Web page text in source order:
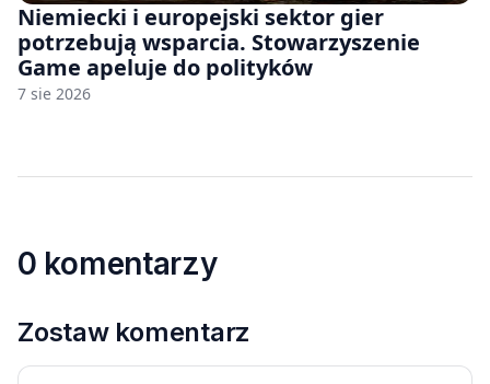
Niemiecki i europejski sektor gier
potrzebują wsparcia. Stowarzyszenie
Game apeluje do polityków
7 sie 2026
0 komentarzy
Zostaw komentarz